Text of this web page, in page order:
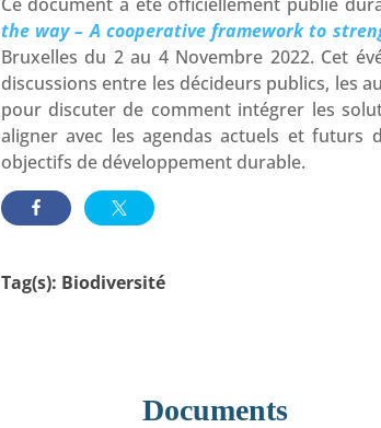
the way – A cooperative framework to
Bruxelles du 2 au 4 Novembre 2022. Cet
discussions entre les décideurs publics, les
pour discuter de comment intégrer les
aligner avec les agendas actuels et futurs
objectifs de développement durable.
Tag(s): Biodiversité
Documents